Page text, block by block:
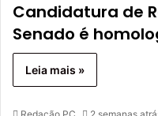
Candidatura de
Senado é
Leia mais »